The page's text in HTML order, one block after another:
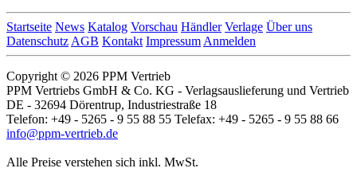
Startseite News Katalog Vorschau Händler Verlage Über uns
Datenschutz AGB Kontakt Impressum Anmelden
Copyright © 2026 PPM Vertrieb
PPM Vertriebs GmbH & Co. KG - Verlagsauslieferung und Vertrieb
DE - 32694 Dörentrup, Industriestraße 18
Telefon: +49 - 5265 - 9 55 88 55 Telefax: +49 - 5265 - 9 55 88 66
info@ppm-vertrieb.de
Alle Preise verstehen sich inkl. MwSt.